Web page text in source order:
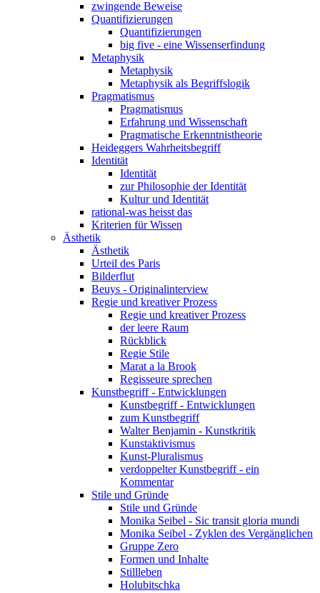
zwingende Beweise
Quantifizierungen
Quantifizierungen
big five - eine Wissenserfindung
Metaphysik
Metaphysik
Metaphysik als Begriffslogik
Pragmatismus
Pragmatismus
Erfahrung und Wissenschaft
Pragmatische Erkenntnistheorie
Heideggers Wahrheitsbegriff
Identität
Identität
zur Philosophie der Identität
Kultur und Identität
rational-was heisst das
Kriterien für Wissen
Ästhetik
Ästhetik
Urteil des Paris
Bilderflut
Beuys - Originalinterview
Regie und kreativer Prozess
Regie und kreativer Prozess
der leere Raum
Rückblick
Regie Stile
Marat a la Brook
Regisseure sprechen
Kunstbegriff - Entwicklungen
Kunstbegriff - Entwicklungen
zum Kunstbegriff
Walter Benjamin - Kunstkritik
Kunstaktivismus
Kunst-Pluralismus
verdoppelter Kunstbegriff - ein
Kommentar
Stile und Gründe
Stile und Gründe
Monika Seibel - Sic transit gloria mundi
Monika Seibel - Zyklen des Vergänglichen
Gruppe Zero
Formen und Inhalte
Stillleben
Holubitschka